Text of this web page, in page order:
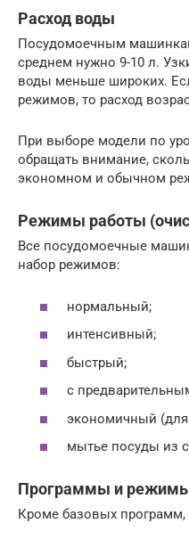
Расход воды
Посудомоечным
среднем нужно 9-10 л.
воды меньше широких.
режимов, то расход
При выборе модели по
обращать внимание,
экономном и обычном
Режимы работы
Все посудомоечные
набор режимов:
нормальный;
интенсивный;
быстрый;
с
экономичный (для
мытье посуды из
Программы и
Кроме базовых программ,